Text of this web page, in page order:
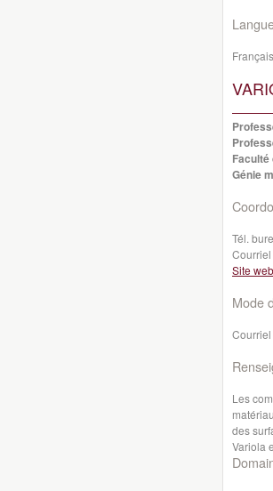
Faculté
Génie
Tél.
Courriel
Site web
Mode
Courriel
Les
des
Variola